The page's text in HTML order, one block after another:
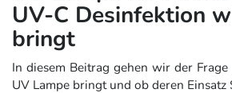
UV-C Desinfektion
bringt
In diesem Beitrag gehen wir der
UV Lampe bringt und ob deren Einsatz